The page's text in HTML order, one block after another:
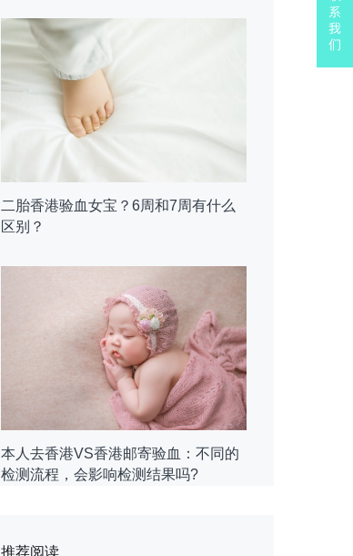
二胎香港验血女宝？6周和7周有什么
区别？
本人去香港VS香港邮寄验血：不同的
检测流程，会影响检测结果吗?
推荐阅读